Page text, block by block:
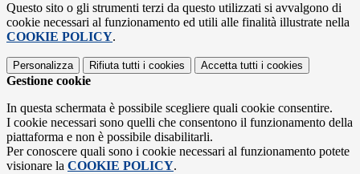
Questo sito o gli strumenti terzi da questo utilizzati si avvalgono di
cookie necessari al funzionamento ed utili alle finalità illustrate nella
COOKIE POLICY.
Personalizza Rifiuta tutti i cookies Accetta tutti i cookies
Gestione cookie
In questa schermata è possibile scegliere quali cookie consentire.
I cookie necessari sono quelli che consentono il funzionamento della
piattaforma e non è possibile disabilitarli.
Per conoscere quali sono i cookie necessari al funzionamento potete
visionare la COOKIE POLICY.